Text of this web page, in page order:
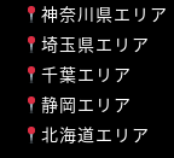
神奈川県エリア
埼玉県エリア
千葉エリア
静岡エリア
北海道エリア